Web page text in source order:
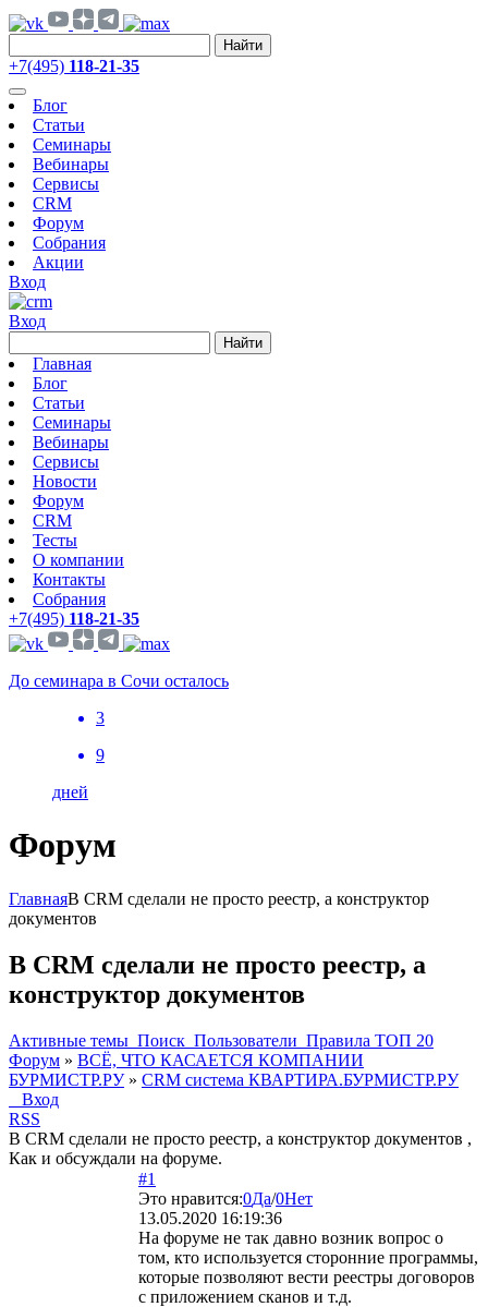
Найти
+7(495) 118-21-35
Блог
Статьи
Семинары
Вебинары
Сервисы
CRM
Форум
Собрания
Акции
Вход
Вход
Найти
Главная
Блог
Статьи
Семинары
Вебинары
Сервисы
Новости
Форум
CRM
Тесты
О компании
Контакты
Собрания
+7(495) 118-21-35
До семинара в Сочи осталось
3
9
дней
Форум
ГлавнаяВ CRM сделали не просто реестр, а конструктор
документов
В CRM сделали не просто реестр, а
конструктор документов
Активные темы Поиск Пользователи Правила ТОП 20
Форум » ВСЁ, ЧТО КАСАЕТСЯ КОМПАНИИ
БУРМИСТР.РУ » CRM система КВАРТИРА.БУРМИСТР.РУ
Вход
RSS
В CRM сделали не просто реестр, а конструктор документов ,
Как и обсуждали на форуме.
#1
Это нравится:0Да/0Нет
13.05.2020 16:19:36
На форуме не так давно возник вопрос о
том, кто используется сторонние программы,
которые позволяют вести реестры договоров
с приложением сканов и т.д.